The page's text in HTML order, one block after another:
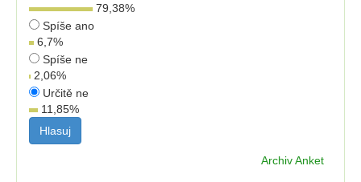
79,38%
Spíše ano
6,7%
Spíše ne
2,06%
Určitě ne
11,85%
Archiv Anket